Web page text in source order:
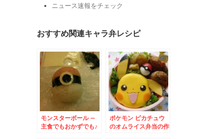
ニュース速報をチェック
おすすめ関連キャラ弁レシピ
モンスターボール –
主食でもおかずでも♪
ポケモン ピカチュウ
のオムライス弁当の作